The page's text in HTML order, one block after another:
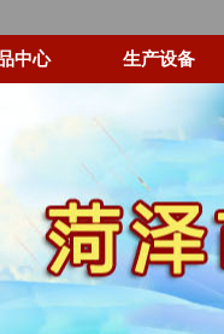
中心 生产设备